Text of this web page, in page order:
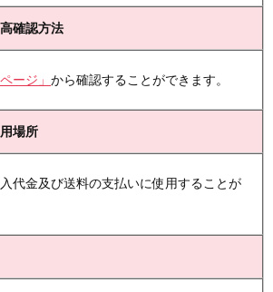
確認方法
ージ」 から確認することができます。
場所
代金及び送料の支払いに使用することが